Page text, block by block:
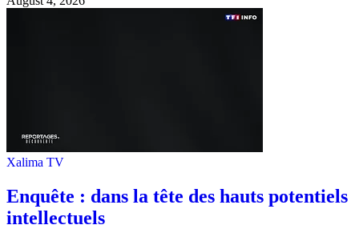
Xalima TV
Enquête : dans la tête des hauts potentiels
intellectuels